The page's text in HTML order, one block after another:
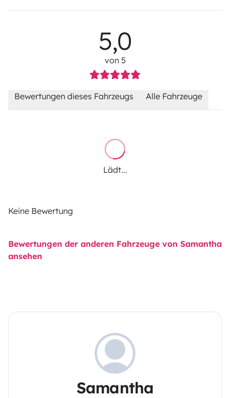
5,0
von 5
Bewertungen dieses Fahrzeugs Alle Fahrzeuge
Lädt...
Keine Bewertung
Bewertungen der anderen Fahrzeuge von Samantha
ansehen
Samantha